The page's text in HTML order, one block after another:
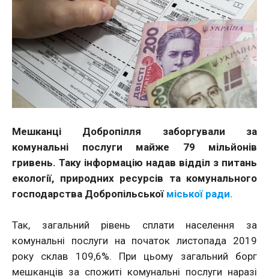
Мешканці Добропілля заборгували за
комунальні послуги майже 79 мільйонів
гривень. Таку інформацію надав відділ з питань
екології, природних ресурсів та комунального
господарства Добропільської міської ради.
Так, загальний рівень сплати населення за
комунальні послуги на початок листопада 2019
року склав 109,6%. При цьому загальний борг
мешканців за спожиті комунальні послуги наразі